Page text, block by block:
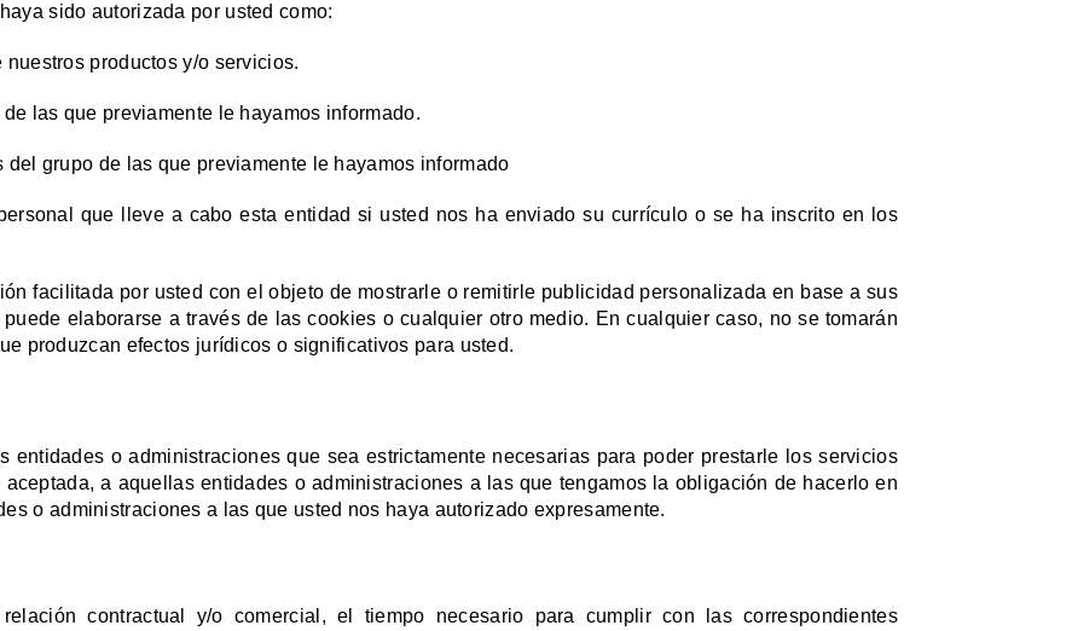
sido autorizada por usted como:
productos y/o servicios.
las que previamente le hayamos informado.
grupo de las que previamente le hayamos informado
que lleve a cabo esta entidad si usted nos ha enviado su currículo o se ha inscrito en los
facilitada por usted con el objeto de mostrarle o remitirle publicidad personalizada en base a sus
elaborarse a través de las cookies o cualquier otro medio. En cualquier caso, no se tomarán
produzcan efectos jurídicos o significativos para usted.
o administraciones que sea estrictamente necesarias para poder prestarle los servicios
a aquellas entidades o administraciones a las que tengamos la obligación de hacerlo en
o administraciones a las que usted nos haya autorizado expresamente.
contractual y/o comercial, el tiempo necesario para cumplir con las correspondientes